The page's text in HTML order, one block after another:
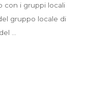
con i gruppi locali
gruppo locale di
…